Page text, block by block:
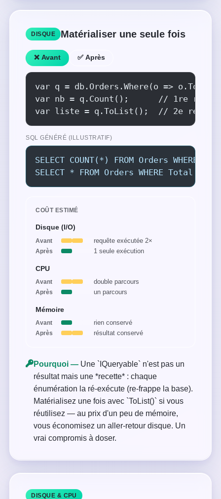
DISQUE Matérialiser une seule fois
❌ Avant ✅ Après
var q = db.Orders.Where(o => o.Total
var nb = q.Count();      // 1re
var liste = q.ToList();  // 2e
SQL GÉNÉRÉ (ILLUSTRATIF)
SELECT COUNT(*) FROM Orders
SELECT * FROM Orders WHERE
COÛT ESTIMÉ
Disque (I/O)
Avant requête exécutée 2×
Après 1 seule exécution
CPU
Avant double parcours
Après un parcours
Mémoire
Avant rien conservé
Après résultat conservé
Pourquoi — Une `IQueryable` n'est pas un
résultat mais une *recette* : chaque
énumération la ré-exécute (re-frappe la base).
Matérialisez une fois avec `ToList()` si vous
réutilisez — au prix d'un peu de mémoire,
vous économisez un aller-retour disque. Un
vrai compromis à doser.
DISQUE & CPU